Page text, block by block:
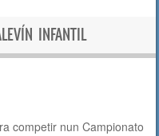
INFANTIL
competir nun Campionato